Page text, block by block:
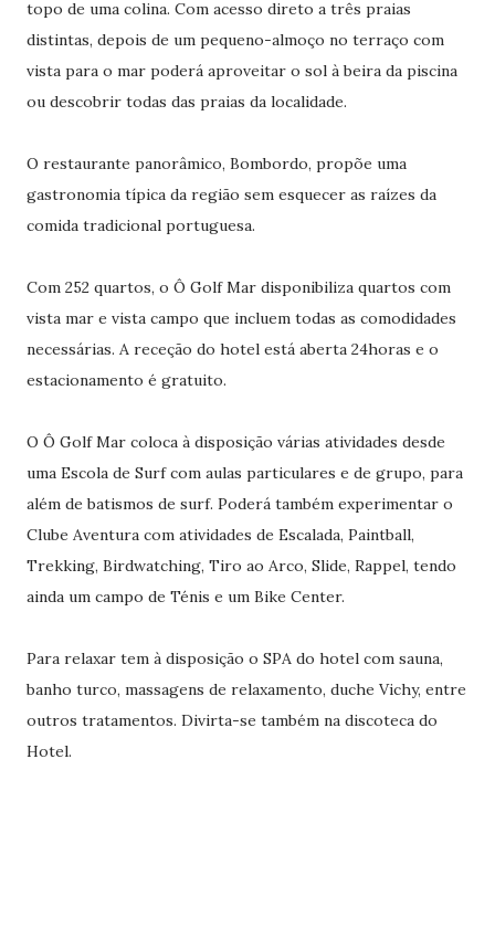
topo de uma colina. Com acesso direto a três praias
distintas, depois de um pequeno-almoço no terraço com
vista para o mar poderá aproveitar o sol à beira da piscina
ou descobrir todas das praias da localidade.
O restaurante panorâmico, Bombordo, propõe uma
gastronomia típica da região sem esquecer as raízes da
comida tradicional portuguesa.
Com 252 quartos, o Ô Golf Mar disponibiliza quartos com
vista mar e vista campo que incluem todas as comodidades
necessárias. A receção do hotel está aberta 24horas e o
estacionamento é gratuito.
O Ô Golf Mar coloca à disposição várias atividades desde
uma Escola de Surf com aulas particulares e de grupo, para
além de batismos de surf. Poderá também experimentar o
Clube Aventura com atividades de Escalada, Paintball,
Trekking, Birdwatching, Tiro ao Arco, Slide, Rappel, tendo
ainda um campo de Ténis e um Bike Center.
Para relaxar tem à disposição o SPA do hotel com sauna,
banho turco, massagens de relaxamento, duche Vichy, entre
outros tratamentos. Divirta-se também na discoteca do
Hotel.